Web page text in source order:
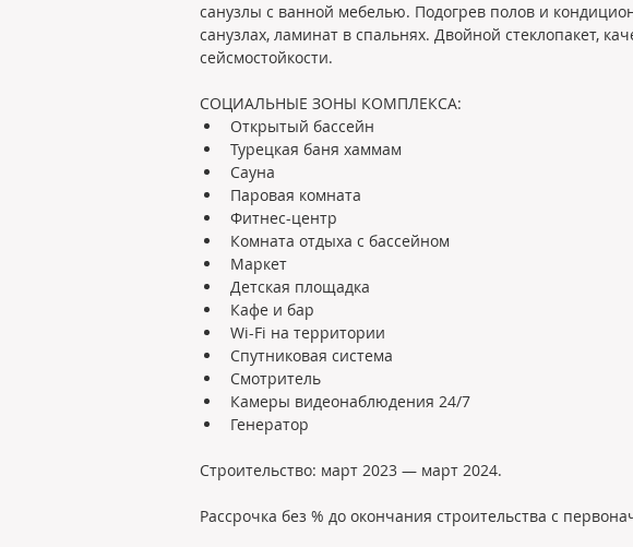
санузлы с ванной мебелью. Подогрев полов и
санузлах, ламинат в спальнях. Двойной стеклопакет,
сейсмостойкости.
СОЦИАЛЬНЫЕ ЗОНЫ КОМПЛЕКСА:
Открытый бассейн
Турецкая баня хаммам
Сауна
Паровая комната
Фитнес-центр
Комната отдыха с бассейном
Маркет
Детская площадка
Кафе и бар
Wi-Fi на территории
Спутниковая система
Смотритель
Камеры видеонаблюдения 24/7
Генератор
Строительство: март 2023 — март 2024.
Рассрочка без % до окончания строительства с